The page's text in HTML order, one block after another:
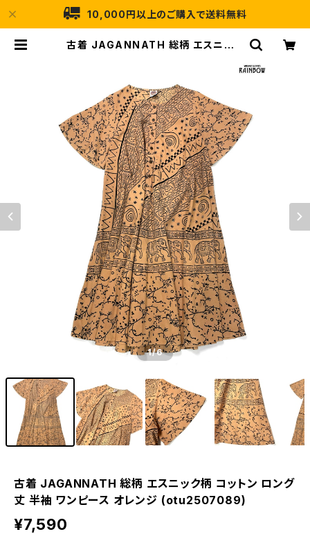
10,000円以上のご購入で送料無料
古着 JAGANNATH 総柄 エスニック
オレンジ (otu2507089) | 古着屋
1/6
古着 JAGANNATH 総柄 エスニック柄 コットン ロング
丈 半袖 ワンピース オレンジ (otu2507089)
¥7,590